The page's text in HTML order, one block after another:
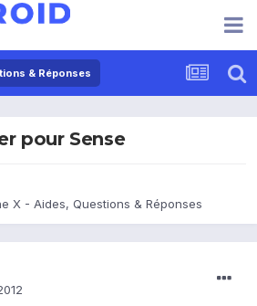
& Réponses
pour Sense
X - Aides, Questions & Réponses